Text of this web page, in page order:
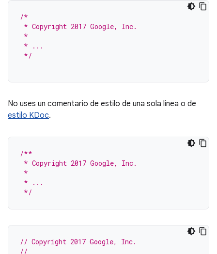
/*
* Copyright 2017 Google, Inc.
*
* ...
*/
No uses un comentario de estilo de una sola línea o de
estilo KDoc.
/**
* Copyright 2017 Google, Inc.
*
* ...
*/
// Copyright 2017 Google, Inc.
//